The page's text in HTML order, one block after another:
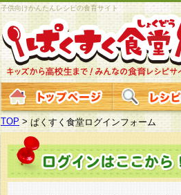
子供向けかんたんレシピの食育サイト
TOP >ぱくすく食堂ログインフォーム